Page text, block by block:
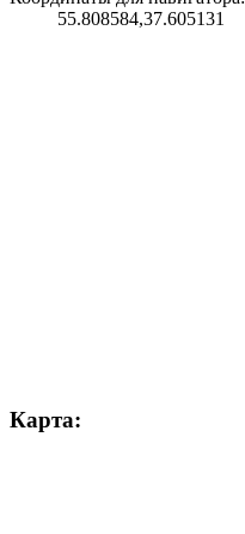
55.808584,37.605131
Карта: